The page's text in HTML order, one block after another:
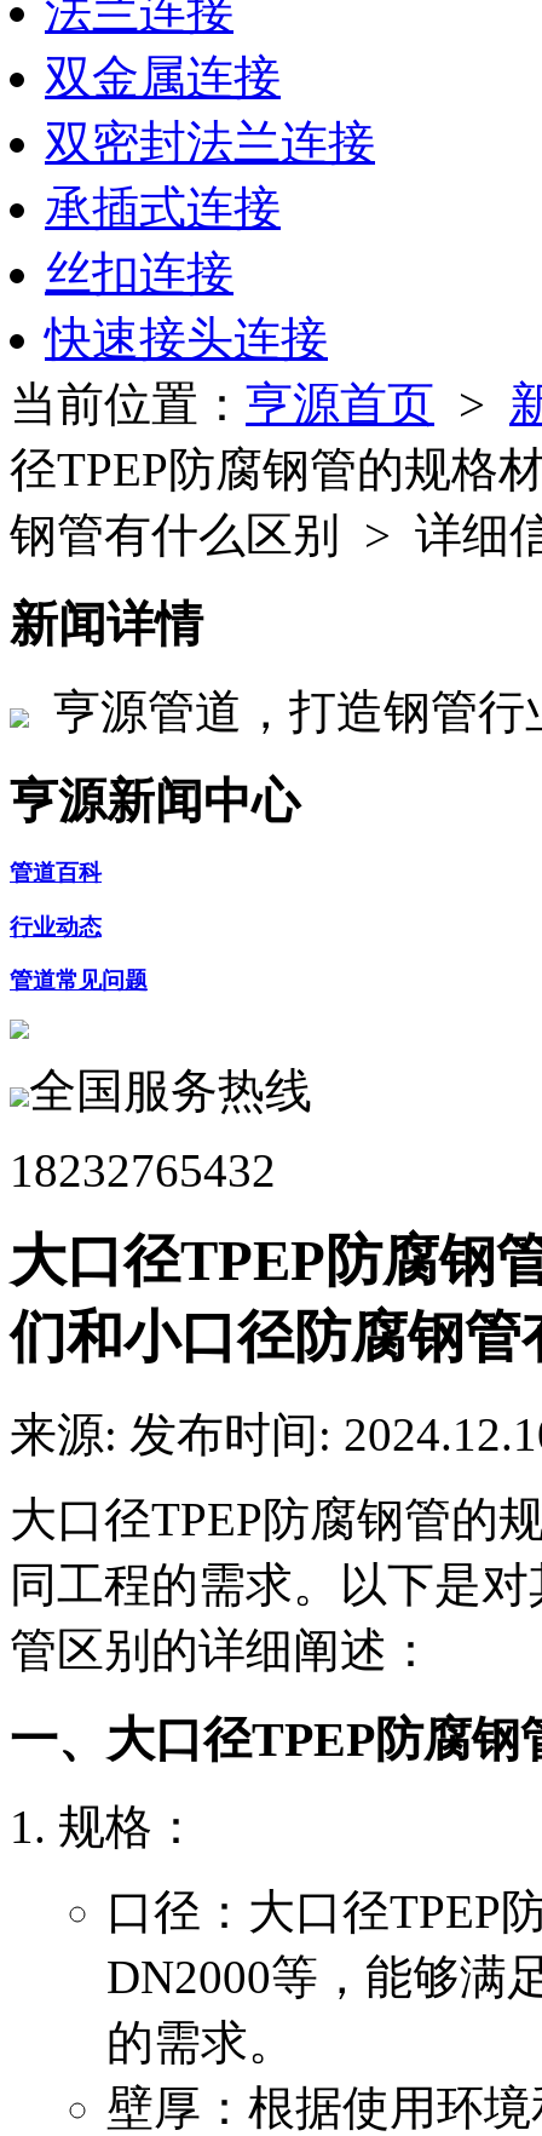
法兰连接
双金属连接
双密封法兰连接
承插式连接
丝扣连接
快速接头连接
当前位置： 亨源首页 >
径TPEP防腐钢管的规格
钢管有什么区别 > 详细
新闻详情
亨源管道，打造钢管
亨源新闻中心
管道百科
行业动态
管道常见问题
全国服务热线
18232765432
大口径TPEP防腐钢
们和小口径防腐钢管
来源: 发布时间:
大口径TPEP防腐钢管的
同工程的需求。以下是
管区别的详细阐述：
一、大口径TPEP防腐钢
‌规格‌：
口径：大口径TPEP
DN2000等，能够满
的需求。
壁厚：根据使用环